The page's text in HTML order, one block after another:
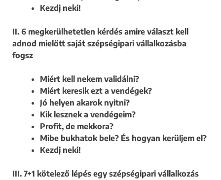
Kezdj neki!
II. 6 megkerülhetetlen kérdés amire választ kell
adnod mielőtt saját szépségipari vállalkozásba
fogsz
Miért kell nekem validálni?
Miért keresik ezt a vendégek?
Jó helyen akarok nyitni?
Kik lesznek a vendégeim?
Profit, de mekkora?
Mibe bukhatok bele? És hogyan kerüljem el?
Kezdj neki!
III. 7+1 kötelező lépés egy szépségipari vállalkozás